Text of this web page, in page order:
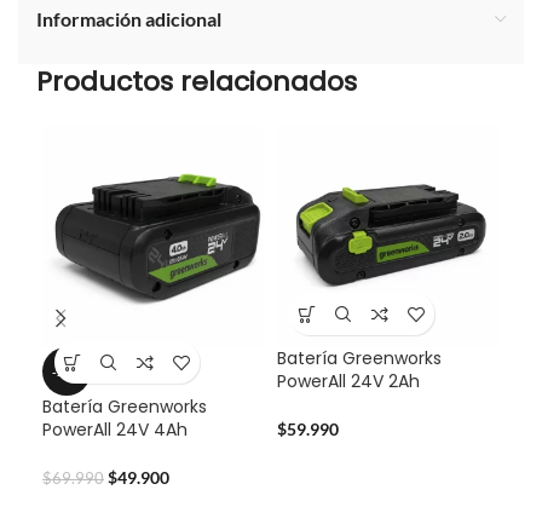
Información adicional
Productos relacionados
-29%
Batería Greenworks
PowerAll 24V 4Ah
$69.990 $49.900
Batería Greenworks
PowerAll 24V 2Ah
$59.990